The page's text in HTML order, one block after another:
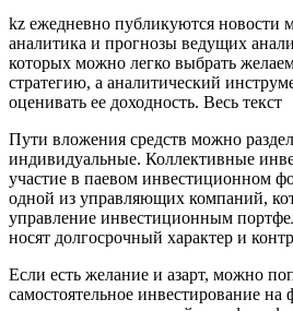
kz ежедневно публикуются новости
аналитика и прогнозы ведущих
которых можно легко выбрать
стратегию, а аналитический
оценивать ее доходность. Весь текст
Пути вложения средств можно
индивидуальные. Коллективные
участие в паевом инвестиционном
одной из управляющих компаний,
управление инвестиционным
носят долгосрочный характер и
Если есть желание и азарт, можно
самостоятельное инвестирование